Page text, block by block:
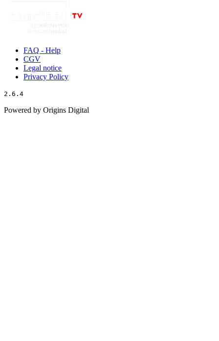
FAQ - Help
CGV
Legal notice
Privacy Policy
2.6.4
Powered by Origins Digital